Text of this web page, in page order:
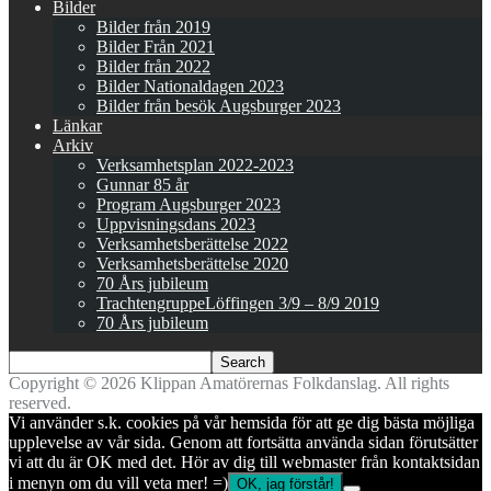
Bilder
Bilder från 2019
Bilder Från 2021
Bilder från 2022
Bilder Nationaldagen 2023
Bilder från besök Augsburger 2023
Länkar
Arkiv
Verksamhetsplan 2022-2023
Gunnar 85 år
Program Augsburger 2023
Uppvisningsdans 2023
Verksamhetsberättelse 2022
Verksamhetsberättelse 2020
70 Års jubileum
TrachtengruppeLöffingen 3/9 – 8/9 2019
70 Års jubileum
Copyright © 2026 Klippan Amatörernas Folkdanslag. All rights
reserved.
Vi använder s.k. cookies på vår hemsida för att ge dig bästa möjliga
upplevelse av vår sida. Genom att fortsätta använda sidan förutsätter
vi att du är OK med det. Hör av dig till webmaster från kontaktsidan
i menyn om du vill veta mer! =) OK, jag förstår!